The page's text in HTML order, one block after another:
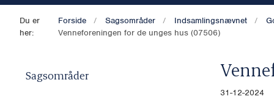
Du er
her:
Forside Sagsområder Indsamlingsnævnet
Venneforeningen for de unges hus (07506)
Sagsområder
31-12-2024